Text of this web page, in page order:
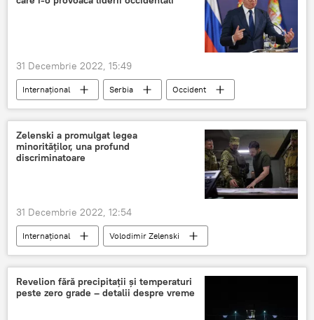
31 Decembrie 2022, 15:49
Internațional Serbia
Occident
Aleksandar Vucic
Zelenski a promulgat legea
minorităţilor, una profund
discriminatoare
31 Decembrie 2022, 12:54
Internațional
Volodimir Zelenski
Discriminare
Minorități naționale
Români
Ucraina
Revelion fără precipitații și temperaturi
peste zero grade – detalii despre vreme